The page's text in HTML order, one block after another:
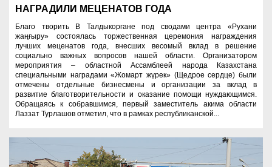
НАГРАДИЛИ МЕЦЕНАТОВ ГОДА
Благо творить В Талдыкоргане под сводами центра «Рухани
жаңғыру» состоялась торжественная церемония награждения
лучших меценатов года, внесших весомый вклад в решение
социально важных вопросов нашей области. Организатором
мероприятия – областной Ассамблеей народа Казахстана
специальными наградами «Жомарт жүрек» (Щедрое сердце) были
отмечены отдельные бизнесмены и организации за вклад в
развитие благотворительности и оказание помощи нуждающимся.
Обращаясь к собравшимся, первый заместитель акима области
Лаззат Турлашов отметил, что в рамках республиканской...